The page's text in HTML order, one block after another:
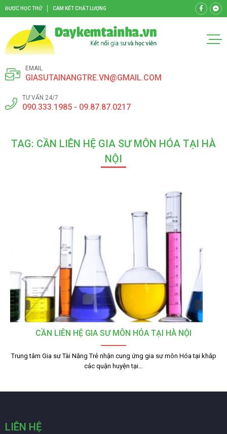
ĐƯỢC HỌC THỬ CAM KẾT CHẤT LƯỢNG
EMAIL
GIASUTAINANGTRE.VN@GMAIL.COM
TƯ VẤN 24/7
090.333.1985 - 09.87.87.0217
TAG: CẦN LIÊN HỆ GIA SƯ MÔN HÓA TẠI HÀ
NỘI
CẦN LIÊN HỆ GIA SƯ MÔN HÓA TẠI HÀ NỘI
Trung tâm Gia sư Tài Năng Trẻ nhận cung ứng gia sư môn Hóa tại khắp
các quận huyện tại…
LIÊN HỆ